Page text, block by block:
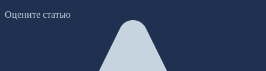
Оцените статью